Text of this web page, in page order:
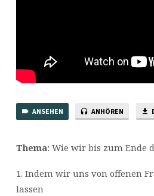
ANSEHEN ANHÖREN
Thema:Wie wir bis zum Ende
1. Indem wir uns von offenen
lassen